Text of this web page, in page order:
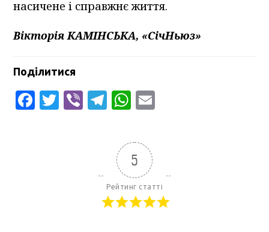
насичене і справжнє життя.
Вікторія КАМІНСЬКА, «СічНьюз»
Поділитися
Facebook
Twitter
ViberTelegram
WhatsApp
5
Рейтинг статті